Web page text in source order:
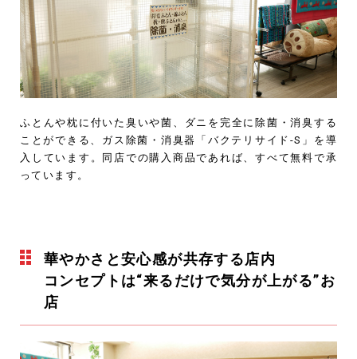
ふとんや枕に付いた臭いや菌、ダニを完全に除菌・消臭する
ことができる、ガス除菌・消臭器「バクテリサイド-S」を導
入しています。同店での購入商品であれば、すべて無料で承
っています。
華やかさと安心感が共存する店内
コンセプトは“来るだけで気分が上がる”お
店